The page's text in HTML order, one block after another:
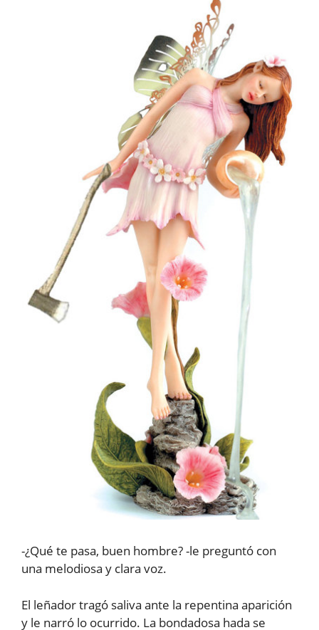
-¿Qué te pasa, buen hombre? -le preguntó con
una melodiosa y clara voz.
El leñador tragó saliva ante la repentina aparición
y le narró lo ocurrido. La bondadosa hada se